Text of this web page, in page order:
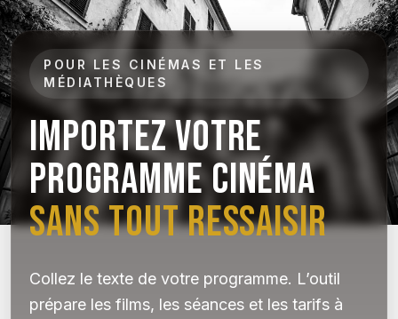
POUR LES CINÉMAS ET LES
MÉDIATHÈQUES
Importez votre
programme cinéma
sans tout ressaisir
Collez le texte de votre programme. L’outil
prépare les films, les séances et les tarifs à